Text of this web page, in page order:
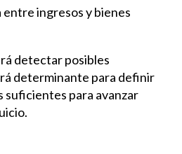
ingresos y bienes
detectar posibles
determinante para definir
suficientes para avanzar